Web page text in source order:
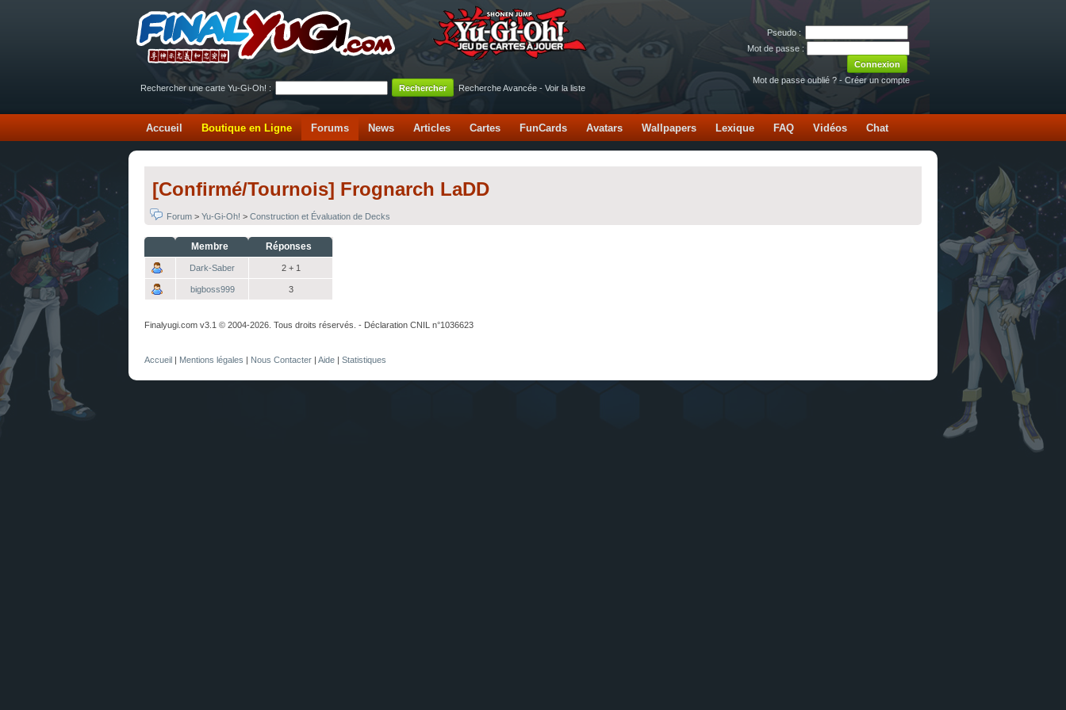
Pseudo :
Mot de passe :
Mot de passe oublié ? - Créer un compte
Rechercher une carte Yu-Gi-Oh! :
Recherche Avancée - Voir la liste
Accueil Boutique en Ligne Forums News Articles Cartes FunCards Avatars Wallpapers Lexique FAQ Vidéos Chat
[Confirmé/Tournois] Frognarch LaDD
Forum > Yu-Gi-Oh! > Construction et Évaluation de Decks
Membre Réponses
Dark-Saber 2 + 1
bigboss999 3
Finalyugi.com v3.1 © 2004-2026. Tous droits réservés. - Déclaration CNIL n°1036623
Accueil | Mentions légales | Nous Contacter | Aide | Statistiques